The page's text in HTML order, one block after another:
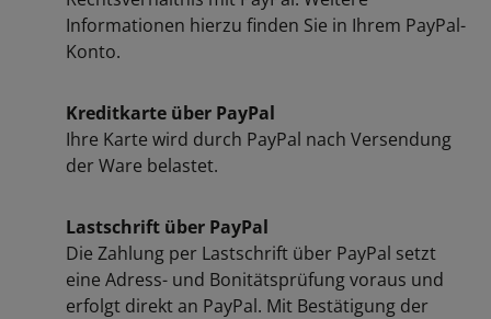
Informationen hierzu finden Sie in Ihrem PayPal-
Konto.
Kreditkarte über PayPal
Ihre Karte wird durch PayPal nach Versendung
der Ware belastet.
Lastschrift über PayPal
Die Zahlung per Lastschrift über PayPal setzt
eine Adress- und Bonitätsprüfung voraus und
erfolgt direkt an PayPal. Mit Bestätigung der